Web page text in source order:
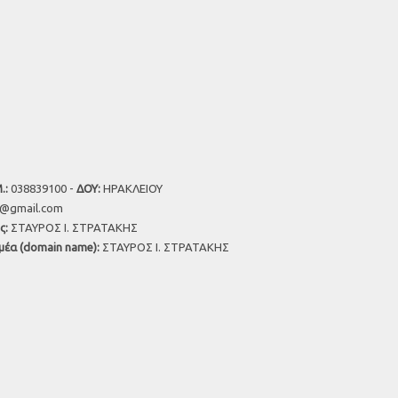
038839100 - ΔΟΥ: ΗΡΑΚΛΕΙΟΥ
ΣΤΑΥΡΟΣ Ι. ΣΤΡΑΤΑΚΗΣ
(domain name): ΣΤΑΥΡΟΣ Ι. ΣΤΡΑΤΑΚΗΣ